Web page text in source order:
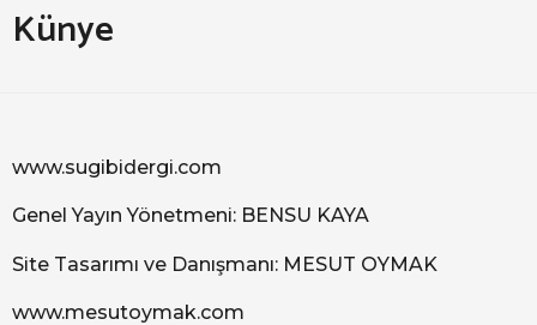
Künye
www.sugibidergi.com
Genel Yayın Yönetmeni: BENSU KAYA
Site Tasarımı ve Danışmanı: MESUT OYMAK
www.mesutoymak.com